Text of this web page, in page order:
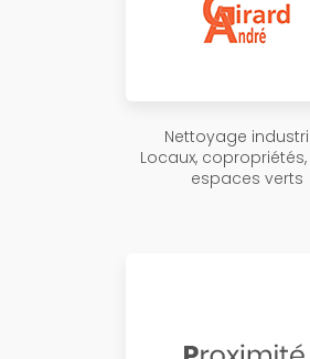
Nettoyage
Locaux, copropriétés,
espaces verts